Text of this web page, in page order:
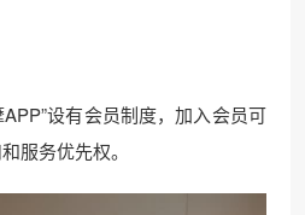
设有会员制度，加入会员可
服务优先权。